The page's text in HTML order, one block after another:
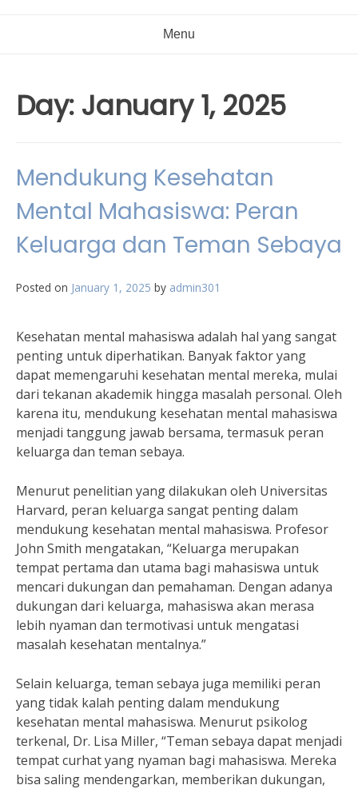
Menu
Day: January 1, 2025
Mendukung Kesehatan
Mental Mahasiswa: Peran
Keluarga dan Teman Sebaya
Posted on January 1, 2025 by admin301
Kesehatan mental mahasiswa adalah hal yang sangat
penting untuk diperhatikan. Banyak faktor yang
dapat memengaruhi kesehatan mental mereka, mulai
dari tekanan akademik hingga masalah personal. Oleh
karena itu, mendukung kesehatan mental mahasiswa
menjadi tanggung jawab bersama, termasuk peran
keluarga dan teman sebaya.
Menurut penelitian yang dilakukan oleh Universitas
Harvard, peran keluarga sangat penting dalam
mendukung kesehatan mental mahasiswa. Profesor
John Smith mengatakan, “Keluarga merupakan
tempat pertama dan utama bagi mahasiswa untuk
mencari dukungan dan pemahaman. Dengan adanya
dukungan dari keluarga, mahasiswa akan merasa
lebih nyaman dan termotivasi untuk mengatasi
masalah kesehatan mentalnya.”
Selain keluarga, teman sebaya juga memiliki peran
yang tidak kalah penting dalam mendukung
kesehatan mental mahasiswa. Menurut psikolog
terkenal, Dr. Lisa Miller, “Teman sebaya dapat menjadi
tempat curhat yang nyaman bagi mahasiswa. Mereka
bisa saling mendengarkan, memberikan dukungan,